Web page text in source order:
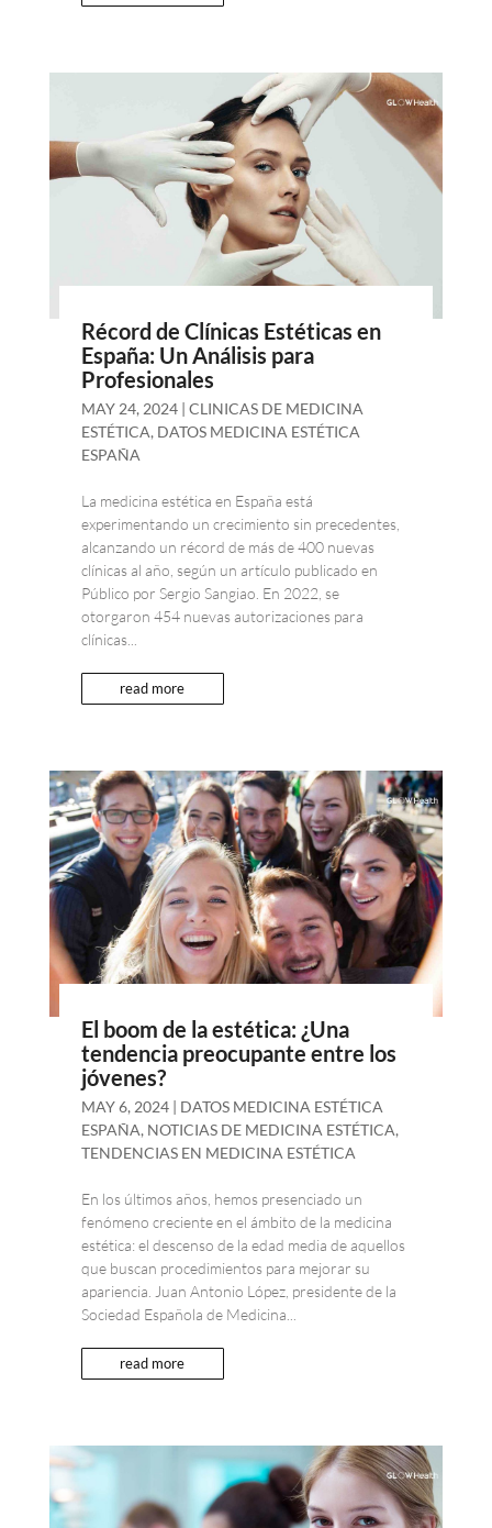
Récord de Clínicas Estéticas en
España: Un Análisis para
Profesionales
MAY 24, 2024| CLINICAS DE MEDICINA
ESTÉTICA, DATOS MEDICINA ESTÉTICA
ESPAÑA
La medicina estética en España está
experimentando un crecimiento sin precedentes,
alcanzando un récord de más de 400 nuevas
clínicas al año, según un artículo publicado en
Público por Sergio Sangiao. En 2022, se
otorgaron 454 nuevas autorizaciones para
clínicas...
read more
El boom de la estética: ¿Una
tendencia preocupante entre los
jóvenes?
MAY 6, 2024| DATOS MEDICINA ESTÉTICA
ESPAÑA, NOTICIAS DE MEDICINA ESTÉTICA,
TENDENCIAS EN MEDICINA ESTÉTICA
En los últimos años, hemos presenciado un
fenómeno creciente en el ámbito de la medicina
estética: el descenso de la edad media de aquellos
que buscan procedimientos para mejorar su
apariencia. Juan Antonio López, presidente de la
Sociedad Española de Medicina...
read more